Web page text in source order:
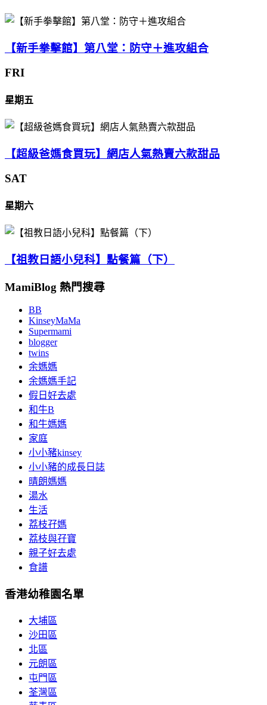
【新手拳擊館】第八堂：防守＋進攻組合
FRI
星期五
【超級爸媽食買玩】網店人氣熱賣六款甜品
SAT
星期六
【祖教日語小兒科】點餐篇（下）
MamiBlog 熱門搜尋
BB
KinseyMaMa
Supermami
blogger
twins
余媽媽
余媽媽手記
假日好去處
和牛B
和牛媽媽
家庭
小小豬kinsey
小小豬的成長日誌
晴朗媽媽
湯水
生活
荔枝孖媽
荔枝與孖寶
親子好去處
食譜
香港幼稚園名單
大埔區
沙田區
北區
元朗區
屯門區
荃灣區